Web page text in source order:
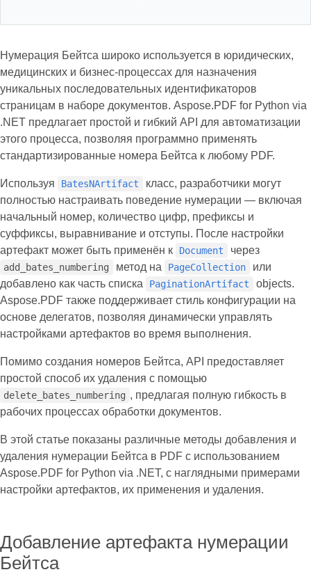
Нумерация Бейтса широко используется в юридических,
медицинских и бизнес-процессах для назначения
уникальных последовательных идентификаторов
страницам в наборе документов. Aspose.PDF for Python via
.NET предлагает простой и гибкий API для автоматизации
этого процесса, позволяя программно применять
стандартизированные номера Бейтса к любому PDF.
Используя BatesNArtifact
класс, разработчики могут
полностью настраивать поведение нумерации — включая
начальный номер, количество цифр, префиксы и
суффиксы, выравнивание и отступы. После настройки
артефакт может быть применён к
Document через
add_bates_numbering метод на PageCollection
или
добавлено как часть списка
PaginationArtifact
objects.
Aspose.PDF также поддерживает стиль конфигурации на
основе делегатов, позволяя динамически управлять
настройками артефактов во время выполнения.
Помимо создания номеров Бейтса, API предоставляет
простой способ их удаления с помощью
delete_bates_numbering , предлагая полную гибкость в
рабочих процессах обработки документов.
В этой статье показаны различные методы добавления и
удаления нумерации Бейтса в PDF с использованием
Aspose.PDF for Python via .NET, с наглядными примерами
настройки артефактов, их применения и удаления.
Добавление артефакта нумерации
Бейтса